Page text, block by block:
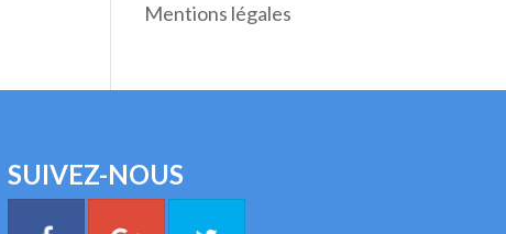
Mentions légales
SUIVEZ-NOUS